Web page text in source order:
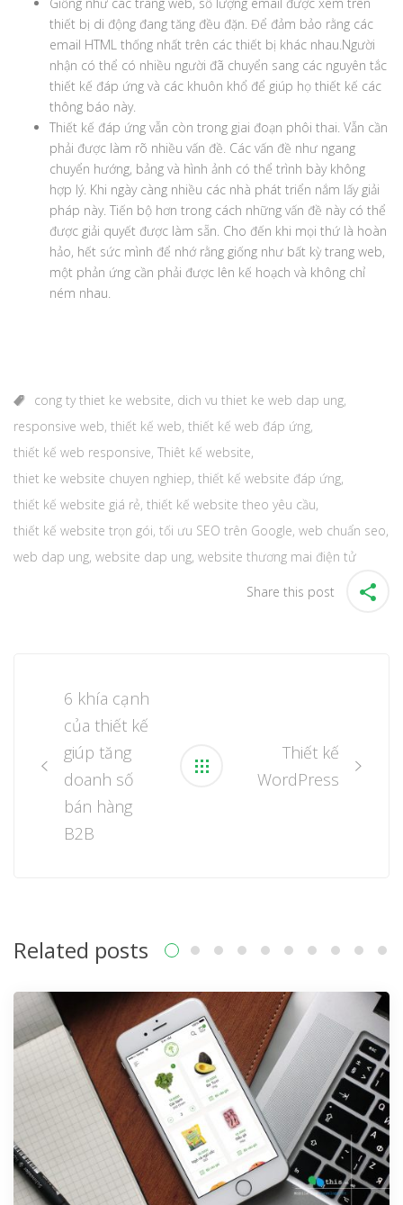
thiết bị di động đang tăng đều đặn. Để đảm bảo rằng các
email HTML thống nhất trên các thiết bị khác nhau.Người
nhận có thể có nhiều người đã chuyển sang các nguyên tắc
thiết kế đáp ứng và các khuôn khổ để giúp họ thiết kế các
thông báo này.
Thiết kế đáp ứng vẫn còn trong giai đoạn phôi thai. Vẫn cần
phải được làm rõ nhiều vấn đề. Các vấn đề như ngang
chuyển hướng, bảng và hình ảnh có thể trình bày không
hợp lý. Khi ngày càng nhiều các nhà phát triển nắm lấy giải
pháp này. Tiến bộ hơn trong cách những vấn đề này có thể
được giải quyết được làm sẵn. Cho đến khi mọi thứ là hoàn
hảo, hết sức mình để nhớ rằng giống như bất kỳ trang web,
một phản ứng cần phải được lên kế hoạch và không chỉ
ném nhau.
cong ty thiet ke website, dich vu thiet ke web dap ung,
responsive web, thiết kế web, thiết kế web đáp ứng,
thiết kế web responsive, Thiêt kế website,
thiet ke website chuyen nghiep, thiết kế website đáp ứng,
thiết kế website giá rẻ, thiết kế website theo yêu cầu,
thiết kế website trọn gói, tối ưu SEO trên Google, web chuẩn seo,
web dap ung, website dap ung, website thương mai điện tử
Share this post
navigation
6 khía cạnh
của thiết kế
giúp tăng
doanh số
bán hàng
B2B
Thiết kế
WordPress
Related posts